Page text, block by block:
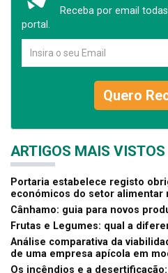
Receba por email
portal.
Quero
ARTIGOS MAIS VISTOS
Portaria estabelece registo
económicos do setor alimentar
Cânhamo: guia para novos
Frutas e Legumes: qual a
Análise comparativa da
de uma empresa apícola em
Os incêndios e a